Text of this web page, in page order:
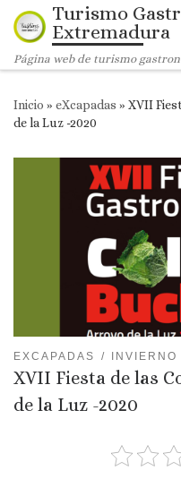
Saltar al contenido
Turismo
Extremadura
Página web de turismo
Inicio » eXcapadas » XVII
de la Luz -2020
EXCAPADAS INVIERNO
XVII Fiesta de las
de la Luz -2020